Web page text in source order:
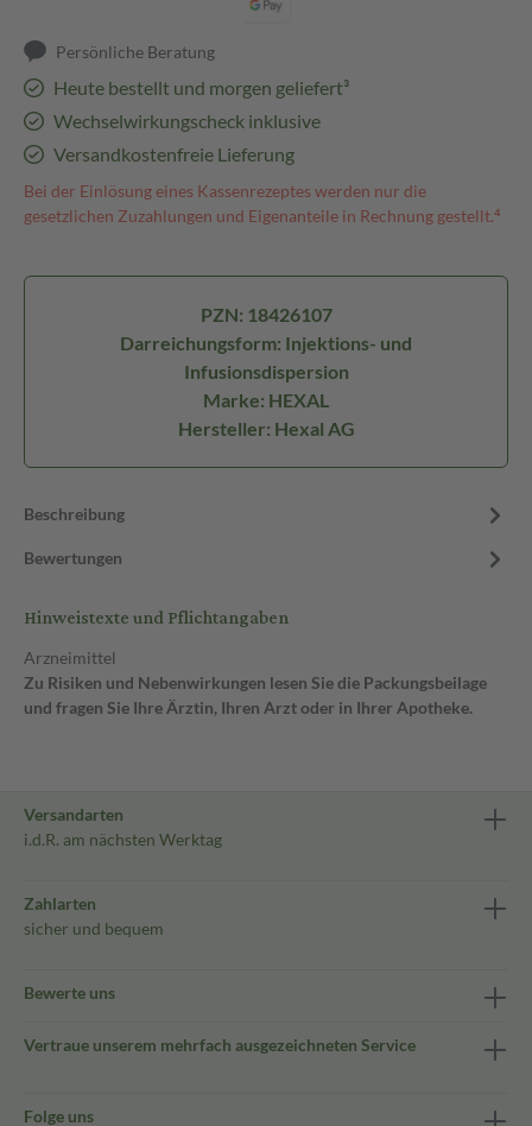
Persönliche Beratung
Heute bestellt und morgen geliefert³
Wechselwirkungscheck inklusive
Versandkostenfreie Lieferung
Bei der Einlösung eines Kassenrezeptes werden nur die
gesetzlichen Zuzahlungen und Eigenanteile in Rechnung gestellt.⁴
PZN: 18426107
Darreichungsform: Injektions- und
Infusionsdispersion
Marke: HEXAL
Hersteller: Hexal AG
Beschreibung
Bewertungen
Hinweistexte und Pflichtangaben
Arzneimittel
Zu Risiken und Nebenwirkungen lesen Sie die Packungsbeilage
und fragen Sie Ihre Ärztin, Ihren Arzt oder in Ihrer Apotheke.
Versandarten
i.d.R. am nächsten Werktag
Zahlarten
sicher und bequem
Bewerte uns
Vertraue unserem mehrfach ausgezeichneten Service
Folge uns